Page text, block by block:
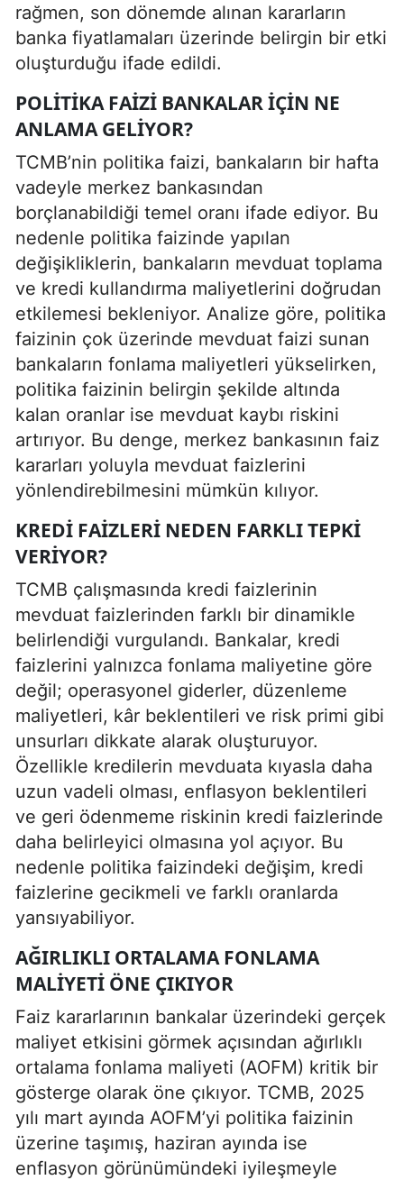
rağmen, son dönemde alınan kararların
banka fiyatlamaları üzerinde belirgin bir etki
oluşturduğu ifade edildi.
POLITIKA FAIZI BANKALAR IÇIN NE
ANLAMA GELIYOR?
TCMB’nin politika faizi, bankaların bir hafta
vadeyle merkez bankasından
borçlanabildiği temel oranı ifade ediyor. Bu
nedenle politika faizinde yapılan
değişikliklerin, bankaların mevduat toplama
ve kredi kullandırma maliyetlerini doğrudan
etkilemesi bekleniyor. Analize göre, politika
faizinin çok üzerinde mevduat faizi sunan
bankaların fonlama maliyetleri yükselirken,
politika faizinin belirgin şekilde altında
kalan oranlar ise mevduat kaybı riskini
artırıyor. Bu denge, merkez bankasının faiz
kararları yoluyla mevduat faizlerini
yönlendirebilmesini mümkün kılıyor.
KREDI FAIZLERI NEDEN FARKLI TEPKI
VERIYOR?
TCMB çalışmasında kredi faizlerinin
mevduat faizlerinden farklı bir dinamikle
belirlendiği vurgulandı. Bankalar, kredi
faizlerini yalnızca fonlama maliyetine göre
değil; operasyonel giderler, düzenleme
maliyetleri, kâr beklentileri ve risk primi gibi
unsurları dikkate alarak oluşturuyor.
Özellikle kredilerin mevduata kıyasla daha
uzun vadeli olması, enflasyon beklentileri
ve geri ödenmeme riskinin kredi faizlerinde
daha belirleyici olmasına yol açıyor. Bu
nedenle politika faizindeki değişim, kredi
faizlerine gecikmeli ve farklı oranlarda
yansıyabiliyor.
AĞIRLIKLI ORTALAMA FONLAMA
MALIYETI ÖNE ÇIKIYOR
Faiz kararlarının bankalar üzerindeki gerçek
maliyet etkisini görmek açısından ağırlıklı
ortalama fonlama maliyeti (AOFM) kritik bir
gösterge olarak öne çıkıyor. TCMB, 2025
yılı mart ayında AOFM’yi politika faizinin
üzerine taşımış, haziran ayında ise
enflasyon görünümündeki iyileşmeyle